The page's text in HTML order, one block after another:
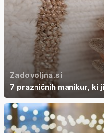
Zadovoljna.si
7 prazničnih manikur, ki